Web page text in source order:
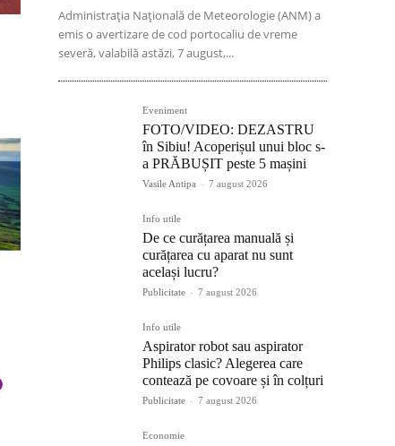
Administrația Națională de Meteorologie (ANM) a
emis o avertizare de cod portocaliu de vreme
severă, valabilă astăzi, 7 august,...
Eveniment
FOTO/VIDEO: DEZASTRU
în Sibiu! Acoperișul unui bloc s-
a PRĂBUȘIT peste 5 mașini
Vasile Antipa - 7 august 2026
Info utile
De ce curățarea manuală și
curățarea cu aparat nu sunt
același lucru?
Publicitate - 7 august 2026
Info utile
Aspirator robot sau aspirator
Philips clasic? Alegerea care
contează pe covoare și în colțuri
Publicitate - 7 august 2026
Economie